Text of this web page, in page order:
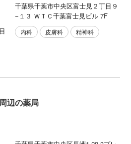
千葉県千葉市中央区富士見２丁目９
−１３ ＷＴＣ千葉富士見ビル 7F
内科 皮膚科 精神科
辺の薬局